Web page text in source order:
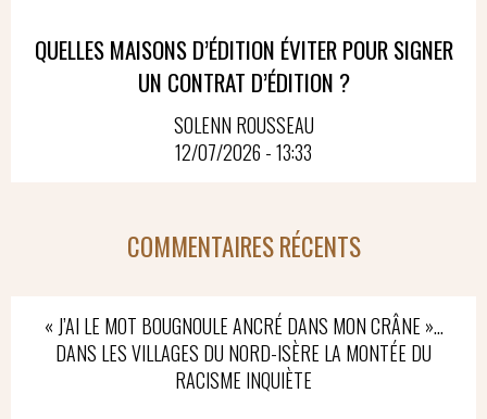
QUELLES MAISONS D’ÉDITION ÉVITER POUR SIGNER
UN CONTRAT D’ÉDITION ?
SOLENN ROUSSEAU
12/07/2026 - 13:33
COMMENTAIRES RÉCENTS
« J’AI LE MOT BOUGNOULE ANCRÉ DANS MON CRÂNE »…
DANS LES VILLAGES DU NORD-ISÈRE LA MONTÉE DU
RACISME INQUIÈTE